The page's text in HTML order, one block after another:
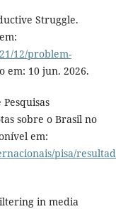
Struggle.
12/problem-
em: 10 jun. 2026.
sobre o Brasil no
em:
pisa/
in media